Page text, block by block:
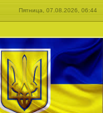
Пятница, 07.08.2026, 06:44